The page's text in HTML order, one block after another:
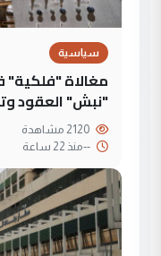
سياسية
مغالاة "فلكية"
"نبش" العقود
--منذ 22 ساعة